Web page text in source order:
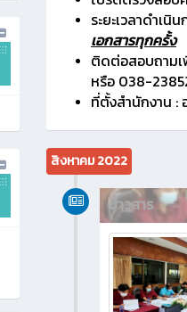
ระยะเวลาดำเนิ
เอกสารทุกครั้ง
ติดต่อสอบถาม
หรือ 038-
ที่ตั้งสำนักงาน :
สิงหาคม 2022
ข่าวสาร